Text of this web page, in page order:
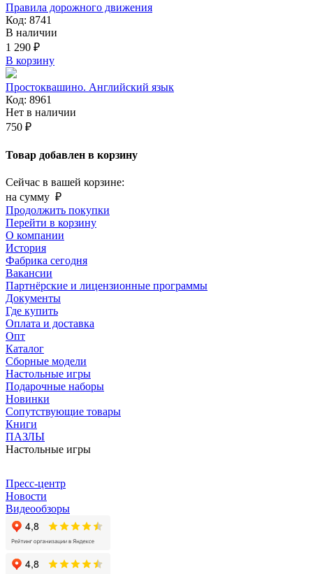
Правила дорожного движения
Код: 8741
В наличии
1 290 ₽
В корзину
Простоквашино. Английский язык
Код: 8961
Нет в наличии
750 ₽
Товар добавлен в корзину
Сейчас в вашей корзине:
на сумму ₽
Продолжить покупки
Перейти в корзину
О компании
История
Фабрика сегодня
Вакансии
Партнёрские и лицензионные программы
Документы
Где купить
Оплата и доставка
Опт
Каталог
Сборные модели
Настольные игры
Подарочные наборы
Новинки
Сопутствующие товары
Книги
ПАЗЛЫ
Настольные игры
Пресс-центр
Новости
Видеообзоры